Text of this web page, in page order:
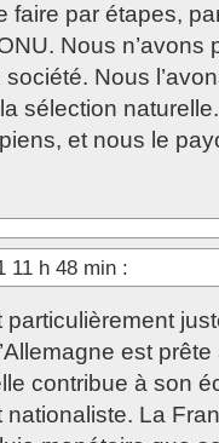
faire par étapes,
Nous
Nous
sélection
et nous le
11 h 48 min :
est prête
contribue à son
La